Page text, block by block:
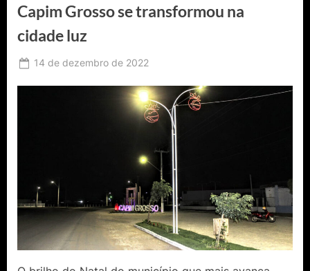
da
Bahia”
Capim Grosso se transformou na
cidade luz
Posted
14 de dezembro de 2022
Catureba